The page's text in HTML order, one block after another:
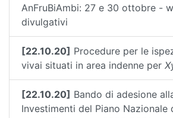
AnFruBiAmbi: 27 e 30 ottobre -
divulgativi
[22.10.20] Procedure per le
vivai situati in area indenne per
[22.10.20] Bando di adesione
Investimenti del Piano Nazionale